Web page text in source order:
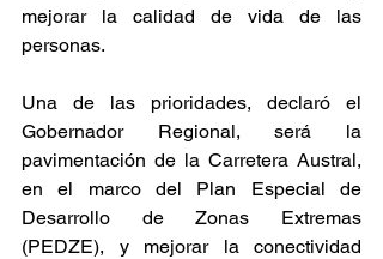
mejorar la calidad de vida de las
personas.
Una de las prioridades, declaró el
Gobernador Regional, será la
pavimentación de la Carretera Austral,
en el marco del Plan Especial de
Desarrollo de Zonas Extremas
(PEDZE), y mejorar la conectividad